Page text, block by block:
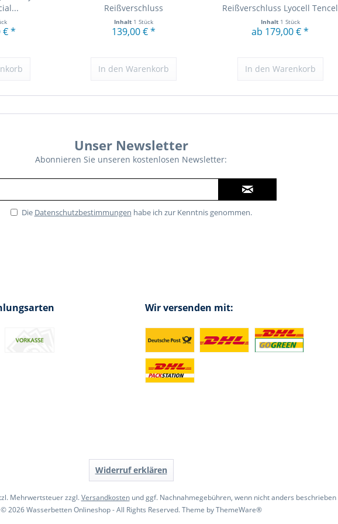
€ *
Reißverschluss
Inhalt 1 Stück
139,00 € *
In den Warenkorb
Reißverschluss Lyocell Tencel
Inhalt 1 Stück
ab 179,00 € *
In den Warenkorb
Unser Newsletter
Abonnieren Sie unseren kostenlosen Newsletter:
Die Datenschutzbestimmungen habe ich zur Kenntnis genommen.
Wir versenden mit:
Widerruf erklären
Mehrwertsteuer zzgl.Versandkostenund ggf. Nachnahmegebühren, wenn nicht anders beschrieben
© 2026 Wasserbetten Onlineshop - All Rights Reserved. Theme byThemeWare®